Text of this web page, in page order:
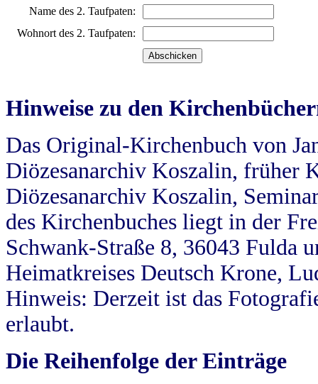
Name des 2. Taufpaten:
Wohnort des 2. Taufpaten:
Hinweise zu den
Das Original-Kirchenbuch von
Diözesanarchiv Koszalin, früher
Diözesanarchiv Koszalin,
des Kirchenbuches liegt in der
Schwank-Straße 8, 36043 Fulda
Heimatkreises Deutsch Krone,
Hinweis: Derzeit ist das
erlaubt.
Die Reihenfolge der Einträge